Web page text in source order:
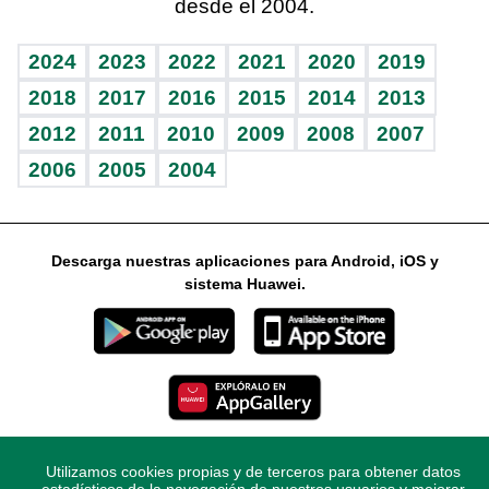
Vida y familia
Eñe
Celebrando la vida
Sin complejos
En pocas palabras
Escuchando al corazón
Economía Personal
Consulta Libre
BRV
TBT Deportivo
Más firmas
Guía del dinero
Horóscopos
desde el 2004.
2024 2023 2022 2021 2020
2019
2018
2017 2016 2015 2014
2013
2012
2011 2010 2009 2008
2007
2006
2005 2004
Descarga nuestras aplicaciones para Android, iOS y
sistema Huawei.
© 2021 Diario Libre, todos los derechos reservados.
Utilizamos cookies propias y de terceros para obtener datos